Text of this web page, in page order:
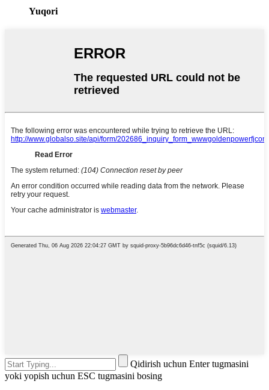
Yuqori
Qidirish uchun Enter tugmasini
yoki yopish uchun ESC tugmasini bosing